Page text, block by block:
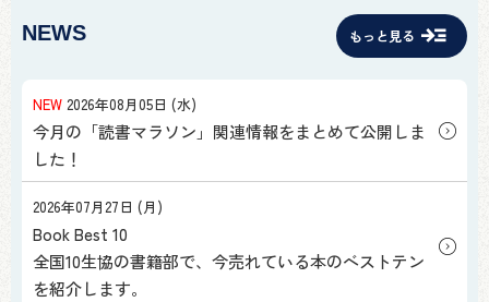
NEWS もっと見る
NEW 2026年08月05日 (水)
今月の「読書マラソン」関連情報をまとめて公開しま
した！
2026年07月27日 (月)
Book Best 10
全国10生協の書籍部で、今売れている本のベストテン
を紹介します。